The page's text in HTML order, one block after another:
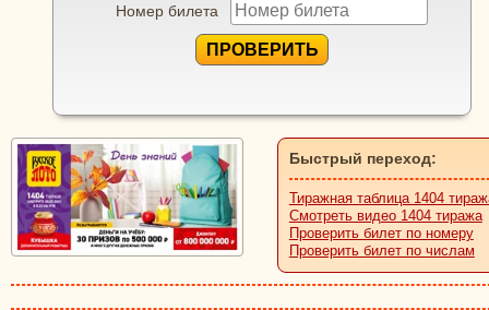
Номер билета
ПРОВЕРИТЬ
Быстрый переход:
Тиражная таблица 1404
Смотреть видео 1404 тиража
Проверить билет по номеру
Проверить билет по числам